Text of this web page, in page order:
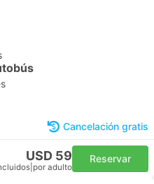
Cancelación gratis
USD 59
por adulto
Reservar